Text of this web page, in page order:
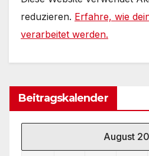
reduzieren. Erfahre, wie
verarbeitet werden.
Beitragskalender
August